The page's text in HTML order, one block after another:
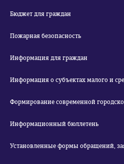
Бюджет для граждан
Пожарная безопасность
Информация для граждан
Информация о субъектах малого и
Формирование современной
Информационный бюллетень
Установленные формы обращений,